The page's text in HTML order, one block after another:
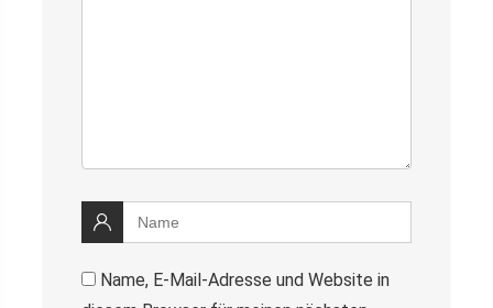
Name, E-Mail-Adresse und Website in